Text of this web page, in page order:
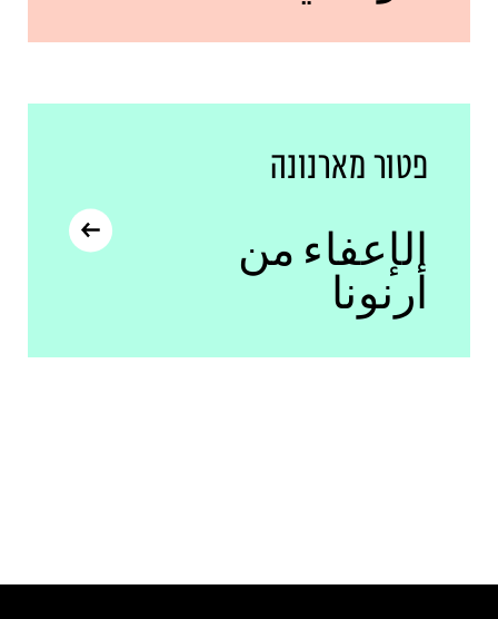
פטור מארנונה
الإعفاء من
أرنونا